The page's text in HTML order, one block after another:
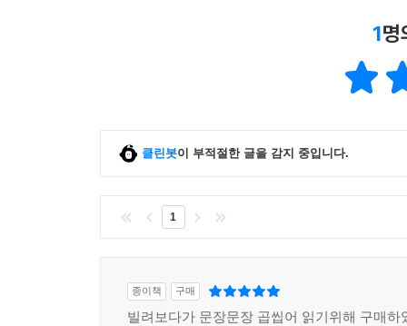
제9장 효과성의 개념적 혼동과 모순의 관리
3. 효과성 개념의 경제학적 함축과 정치학적 함축
6. 결론
2. 관료제의 문제해결방식
3. 민주주의의 인식방법론
1명
클린봇이 부적절한 글을 감지 중입니다.
1
종이책 구매
빌려보다가 문장문장 곱씹어 읽기위해 구매하